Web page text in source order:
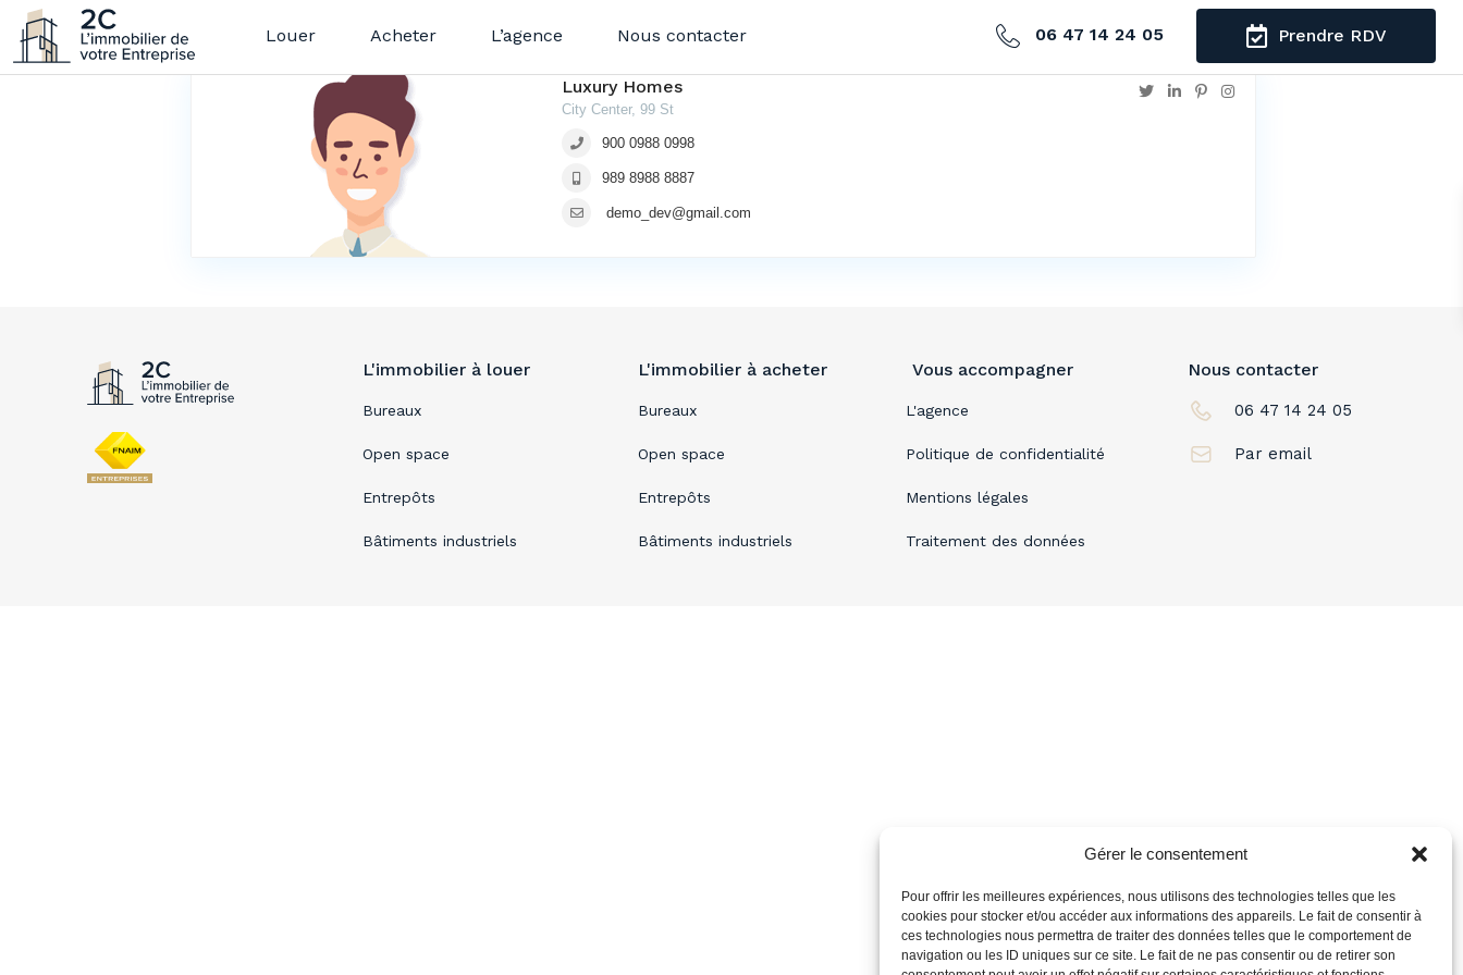
Gérer le consentement
Pour offrir les meilleures expériences, nous utilisons des technologies telles que les
cookies pour stocker et/ou accéder aux informations des appareils. Le fait de consentir à
ces technologies nous permettra de traiter des données telles que le comportement de
navigation ou les ID uniques sur ce site. Le fait de ne pas consentir ou de retirer son
Louer Acheter L’agence Nous contacter 06 47 14 24 05 Prendre RDV
Luxury Homes
City Center, 99 St
900 0988 0998
989 8988 8887
demo_dev@gmail.com
L'immobilier à louer
Bureaux
Open space
Entrepôts
Bâtiments industriels
L'immobilier à acheter
Bureaux
Open space
Entrepôts
Bâtiments industriels
Vous accompagner
L'agence
Politique de confidentialité
Mentions légales
Traitement des données
Nous contacter
06 47 14 24 05
Par email